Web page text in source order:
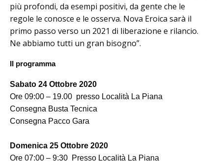
più profondi, da esempi positivi, da gente che le
regole le conosce e le osserva. Nova Eroica sarà il
primo passo verso un 2021 di liberazione e rilancio.
Ne abbiamo tutti un gran bisogno”.
Il programma
Sabato 24 Ottobre 2020
Ore 09:00 – 19.00 presso Località La Piana
Consegna Busta Tecnica
Consegna Pacco Gara
Domenica 25 Ottobre 2020
Ore 07:00 – 9:30 Presso Località La Piana